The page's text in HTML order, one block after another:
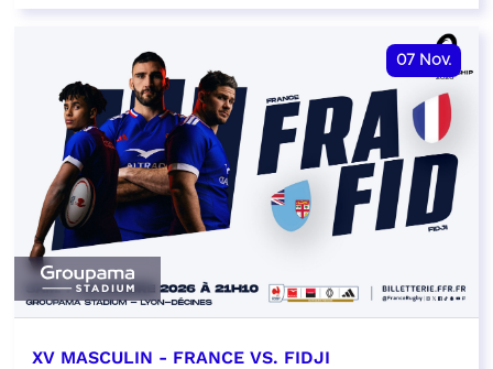
07 Nov.
XV MASCULIN - FRANCE VS. FIDJI